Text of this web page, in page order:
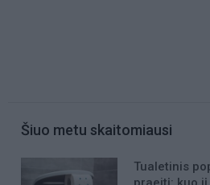
Šiuo metu skaitomiausi
Tualetinis